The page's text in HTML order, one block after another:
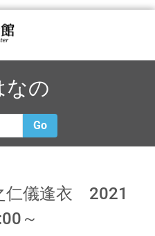
なの
Go
仁儀逢衣 2021
～